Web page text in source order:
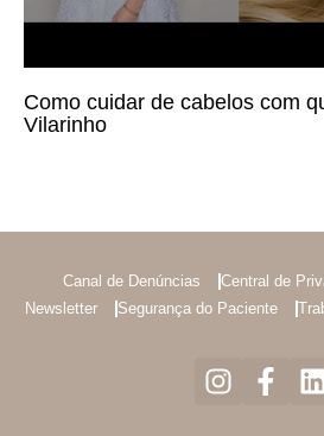
Como cuidar de cabelos com
Vilarinho
Canal de Denúncias Central de
Newsletter
Segurança do Paciente